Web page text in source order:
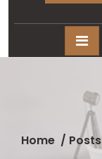
Home/